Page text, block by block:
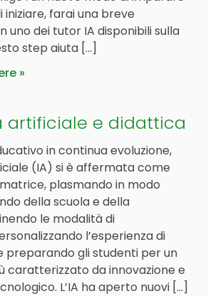
iniziare, farai una breve
uno dei tutor IA disponibili sulla
step aiuta […]
artificiale e didattica
in continua evoluzione,
(IA) si è affermata come
plasmando in modo
della scuola e della
le modalità di
l’esperienza di
preparando gli studenti per un
caratterizzato da innovazione e
L’IA ha aperto nuovi […]